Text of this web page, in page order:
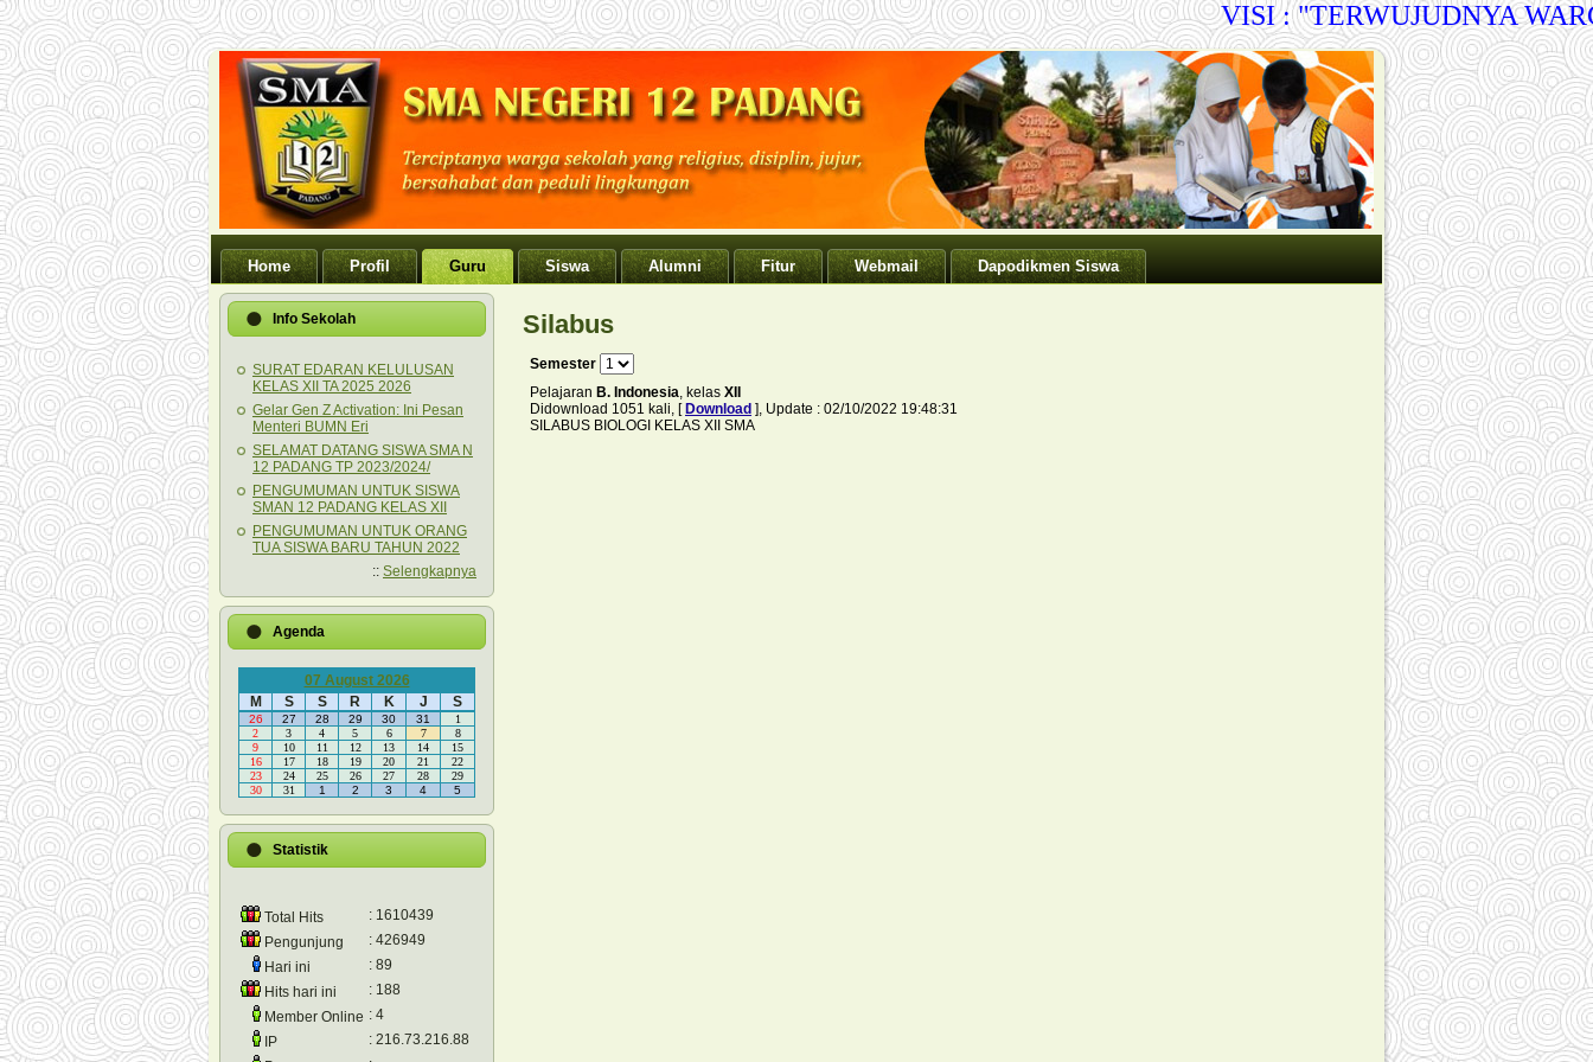
VISI : "TERWUJUDNYA
Home Profil Guru Siswa Alumni Fitur Webmail Dapodikmen Siswa
Info Sekolah
SURAT EDARAN KELULUSAN
KELAS XII TA 2025 2026
Gelar Gen Z Activation: Ini Pesan
Menteri BUMN Eri
SELAMAT DATANG SISWA SMA N
12 PADANG TP 2023/2024/
PENGUMUMAN UNTUK SISWA
SMAN 12 PADANG KELAS XII
PENGUMUMAN UNTUK ORANG
TUA SISWA BARU TAHUN 2022
:: Selengkapnya
Agenda
07 August 2026
M
S S R K J S
26 27 28 29 30 31
1
2
3 4 5 6 7
8
9
10 11 12 13 14
15
16
17 18 19 20 21
22
23
24 25 26 27 28
29
30
31 1 2 3 4 5
Statistik
Total Hits
: 1610439
Pengunjung
: 426949
Hari ini
: 89
Hits hari ini
: 188
Member Online : 4
IP
: 216.73.216.88
Silabus
Semester
Pelajaran B. Indonesia , kelas XII
Didownload 1051 kali, [Download ], Update : 02/10/2022 19:48:31
SILABUS BIOLOGI KELAS XII SMA